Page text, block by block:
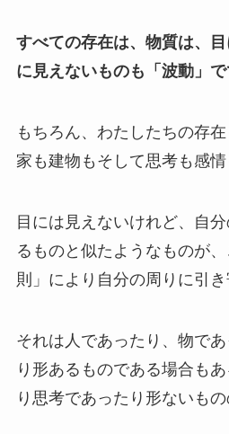
すべての存在は、物質は、
に見えないものも「波動」で
もちろん、わたしたちの存
家も建物もそして思考も感情
目には見えないけれど、自
るものと似たようなものが
則」により自分の周りに引き
それは人であったり、物で
り形あるものである場合も
り思考であったり形ないもの